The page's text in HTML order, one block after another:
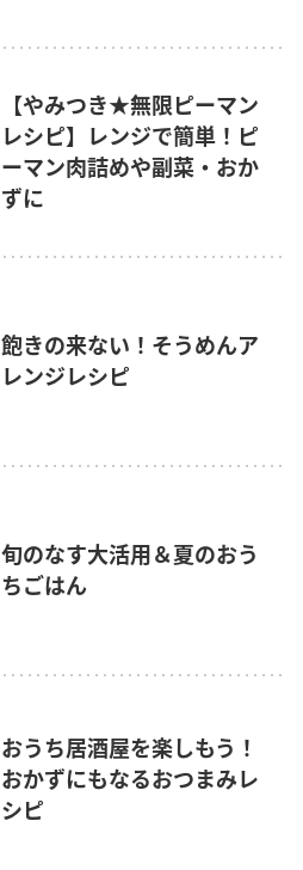
【やみつき★無限ピーマン
レシピ】レンジで簡単！ピ
ーマン肉詰めや副菜・おか
ずに
飽きの来ない！そうめんア
レンジレシピ
旬のなす大活用＆夏のおう
ちごはん
おうち居酒屋を楽しもう！
おかずにもなるおつまみレ
シピ